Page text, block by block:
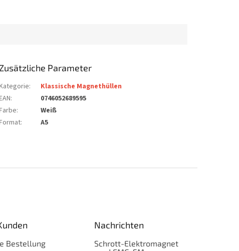
Zusätzliche Parameter
:
Klassische Magnethüllen
:
0746052689595
:
Weiß
: A5
Bestellung
Nachrichten
Schrott-Elektromagnet